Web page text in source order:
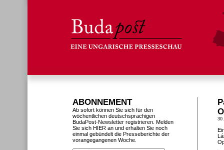
ABONNEMENT
Ab sofort können Sie sich für den
wöchentlichen deutschsprachigen
BudaPost-Newsletter registrieren. Melden
Sie sich HIER an und erhalten Sie noch
einmal gebündelt die Presseberichte der
vorangegangenen Woche.